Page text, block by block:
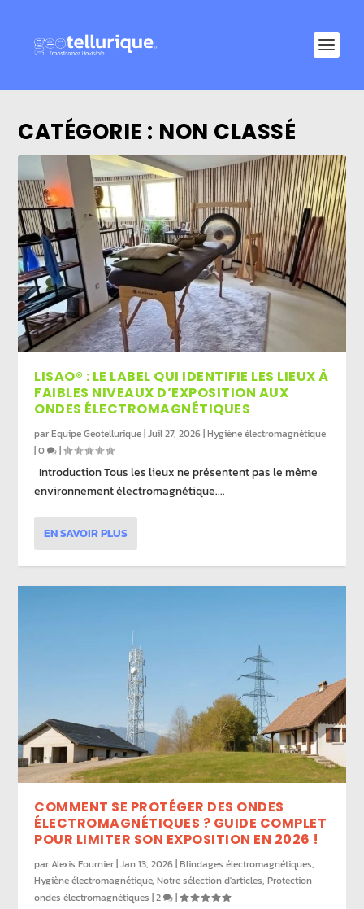
CATÉGORIE : NON CLASSÉ
LISAO® : LE LABEL QUI IDENTIFIE LES LIEUX À
FAIBLES NIVEAUX D’EXPOSITION AUX
ONDES ÉLECTROMAGNÉTIQUES
parEquipe Geotellurique|Juil 27, 2026|Hygiène électromagnétique
|0 |
Introduction Tous les lieux ne présentent pas le même
environnement électromagnétique....
EN SAVOIR PLUS
COMMENT SE PROTÉGER DES ONDES
ÉLECTROMAGNÉTIQUES ? GUIDE COMPLET
POUR LIMITER SON EXPOSITION EN 2026 !
parAlexis Fournier|Jan 13, 2026|Blindages électromagnétiques,
Hygiène électromagnétique,Notre sélection d'articles,Protection
ondes électromagnétiques |2 |